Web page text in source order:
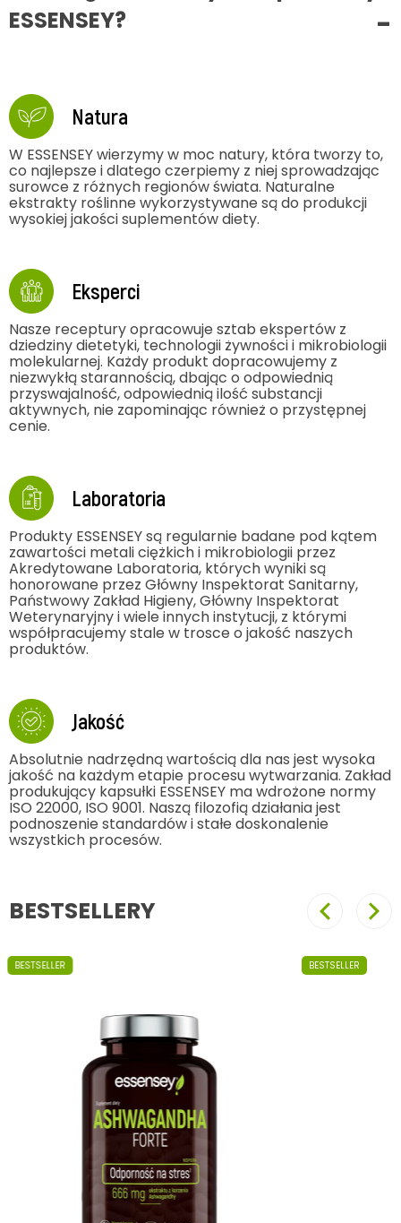
ESSENSEY?
Natura
W ESSENSEY wierzymy w moc natury, która tworzy to,
co najlepsze i dlatego czerpiemy z niej sprowadzając
surowce z różnych regionów świata. Naturalne
ekstrakty roślinne wykorzystywane są do produkcji
wysokiej jakości suplementów diety.
Eksperci
Nasze receptury opracowuje sztab ekspertów z
dziedziny dietetyki, technologii żywności i mikrobiologii
molekularnej. Każdy produkt dopracowujemy z
niezwykłą starannością, dbając o odpowiednią
przyswajalność, odpowiednią ilość substancji
aktywnych, nie zapominając również o przystępnej
cenie.
Laboratoria
Produkty ESSENSEY są regularnie badane pod kątem
zawartości metali ciężkich i mikrobiologii przez
Akredytowane Laboratoria, których wyniki są
honorowane przez Główny Inspektorat Sanitarny,
Państwowy Zakład Higieny, Główny Inspektorat
Weterynaryjny i wiele innych instytucji, z którymi
współpracujemy stale w trosce o jakość naszych
produktów.
Jakość
Absolutnie nadrzędną wartością dla nas jest wysoka
jakość na każdym etapie procesu wytwarzania. Zakład
produkujący kapsułki ESSENSEY ma wdrożone normy
ISO 22000, ISO 9001. Naszą filozofią działania jest
podnoszenie standardów i stałe doskonalenie
wszystkich procesów.
BESTSELLERY Poprzedni
BESTSELLER BESTSELLER